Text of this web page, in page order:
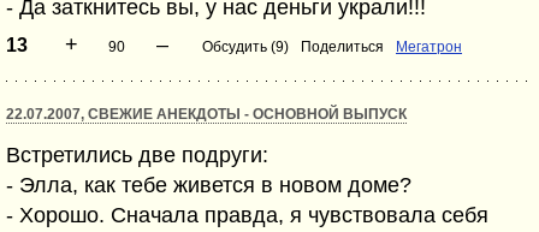
- Да заткнитесь вы, у нас деньги украли!!!
13 + 90 – Обсудить (9) Поделиться Мегатрон
22.07.2007, СВЕЖИЕ АНЕКДОТЫ - ОСНОВНОЙ ВЫПУСК
Встретились две подруги:
- Элла, как тебе живется в новом доме?
- Хорошо. Сначала правда, я чувствовала себя